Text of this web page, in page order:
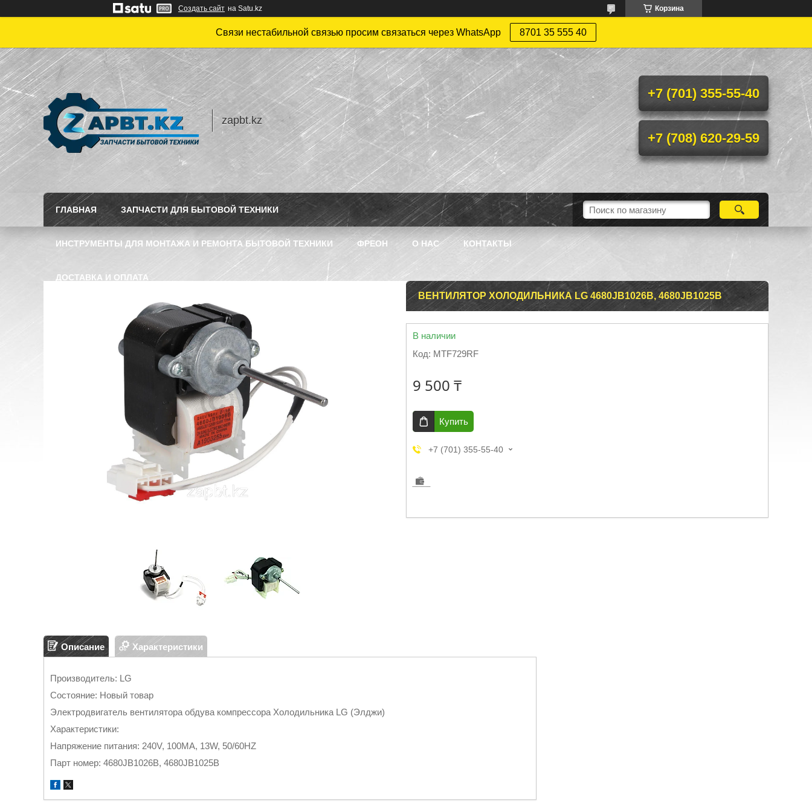
Создать сайт на Satu.kz Корзина
Связи нестабильной связью просим связаться через WhatsApp 8701 35 555 40
zapbt.kz
+7 (701) 355-55-40
+7 (708) 620-29-59
ГЛАВНАЯ ЗАПЧАСТИ ДЛЯ БЫТОВОЙ ТЕХНИКИ
ИНСТРУМЕНТЫ ДЛЯ МОНТАЖА И РЕМОНТА БЫТОВОЙ ТЕХНИКИ ФРЕОН О НАС КОНТАКТЫ
ДОСТАВКА И ОПЛАТА
ВЕНТИЛЯТОР ХОЛОДИЛЬНИКА LG 4680JB1026В, 4680JB1025B
В наличии
Код: MTF729RF
9 500 ₸
Купить
+7 (701) 355-55-40
Описание Характеристики
Производитель: LG
Состояние: Новый товар
Электродвигатель вентилятора обдува компрессора Холодильника LG (Элджи)
Характеристики:
Напряжение питания: 240V, 100MA, 13W, 50/60HZ
Парт номер: 4680JB1026B, 4680JB1025B